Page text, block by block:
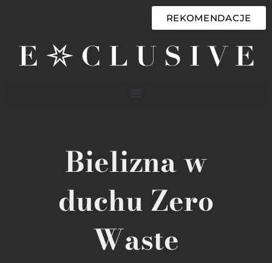
REKOMENDACJE
Bielizna w
duchu Zero
Waste